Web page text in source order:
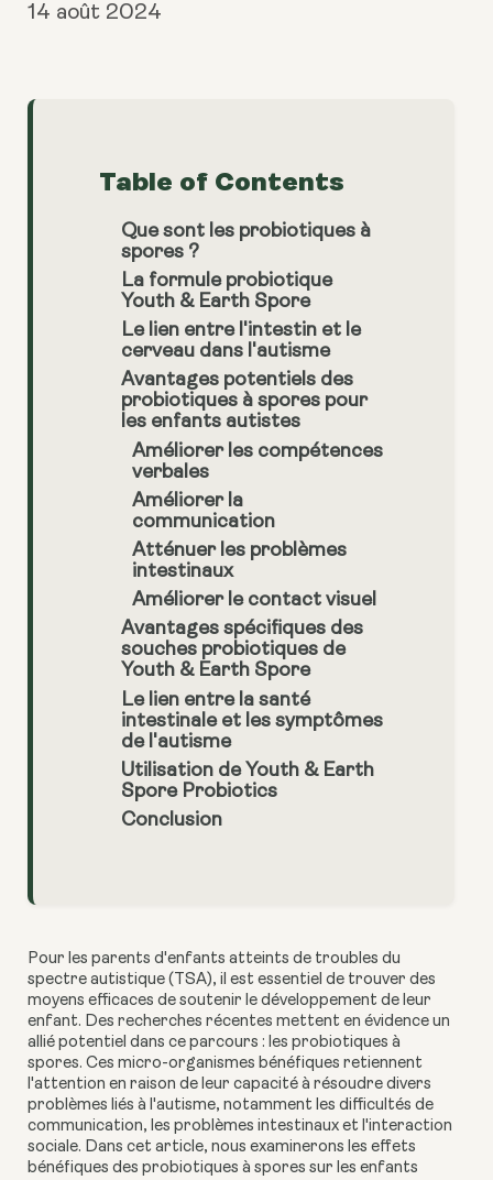
14 août 2024
Table of Contents
Que sont les probiotiques à
spores ?
La formule probiotique
Youth & Earth Spore
Le lien entre l'intestin et le
cerveau dans l'autisme
Avantages potentiels des
probiotiques à spores pour
les enfants autistes
Améliorer les compétences
verbales
Améliorer la
communication
Atténuer les problèmes
intestinaux
Améliorer le contact visuel
Avantages spécifiques des
souches probiotiques de
Youth & Earth Spore
Le lien entre la santé
intestinale et les symptômes
de l'autisme
Utilisation de Youth & Earth
Spore Probiotics
Conclusion
Pour les parents d'enfants atteints de troubles du
spectre autistique (TSA), il est essentiel de trouver des
moyens efficaces de soutenir le développement de leur
enfant. Des recherches récentes mettent en évidence un
allié potentiel dans ce parcours : les probiotiques à
spores. Ces micro-organismes bénéfiques retiennent
l'attention en raison de leur capacité à résoudre divers
problèmes liés à l'autisme, notamment les difficultés de
communication, les problèmes intestinaux et l'interaction
sociale. Dans cet article, nous examinerons les effets
bénéfiques des probiotiques à spores sur les enfants